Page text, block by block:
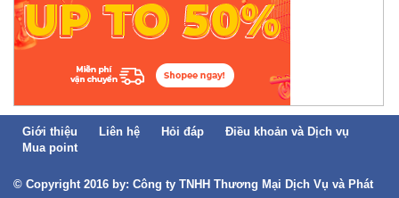
Giới thiệu Liên hệ Hỏi đáp
Điều khoản và Dịch vụ
Mua point
© Copyright 2016 by: Công ty TNHH Thương Mại Dịch Vụ và Phát